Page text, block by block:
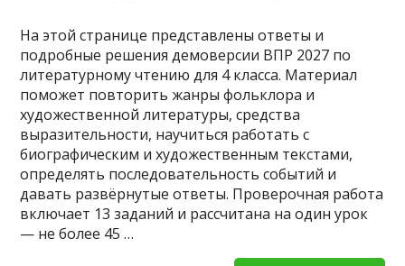
На этой странице представлены ответы и
подробные решения демоверсии ВПР 2027 по
литературному чтению для 4 класса. Материал
поможет повторить жанры фольклора и
художественной литературы, средства
выразительности, научиться работать с
биографическим и художественным текстами,
определять последовательность событий и
давать развёрнутые ответы. Проверочная работа
включает 13 заданий и рассчитана на один урок
— не более 45 …